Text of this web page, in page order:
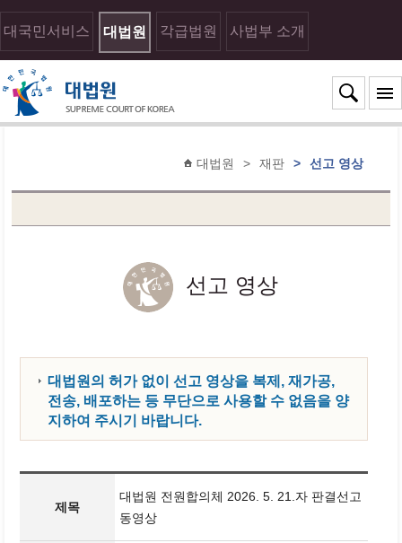
대국민서비스 대법원 각급법원 사법부 소개
대법원 > 재판 > 선고 영상
선고 영상
대법원의 허가 없이 선고 영상을 복제, 재가공,
전송, 배포하는 등 무단으로 사용할 수 없음을 양
지하여 주시기 바랍니다.
제목
대법원 전원합의체 2026. 5. 21.자 판결선고
동영상